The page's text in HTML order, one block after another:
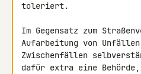
toleriert.
Im Gegensatz zum
Aufarbeitung von Unfällen
Zwischenfällen
dafür extra eine Behörde,